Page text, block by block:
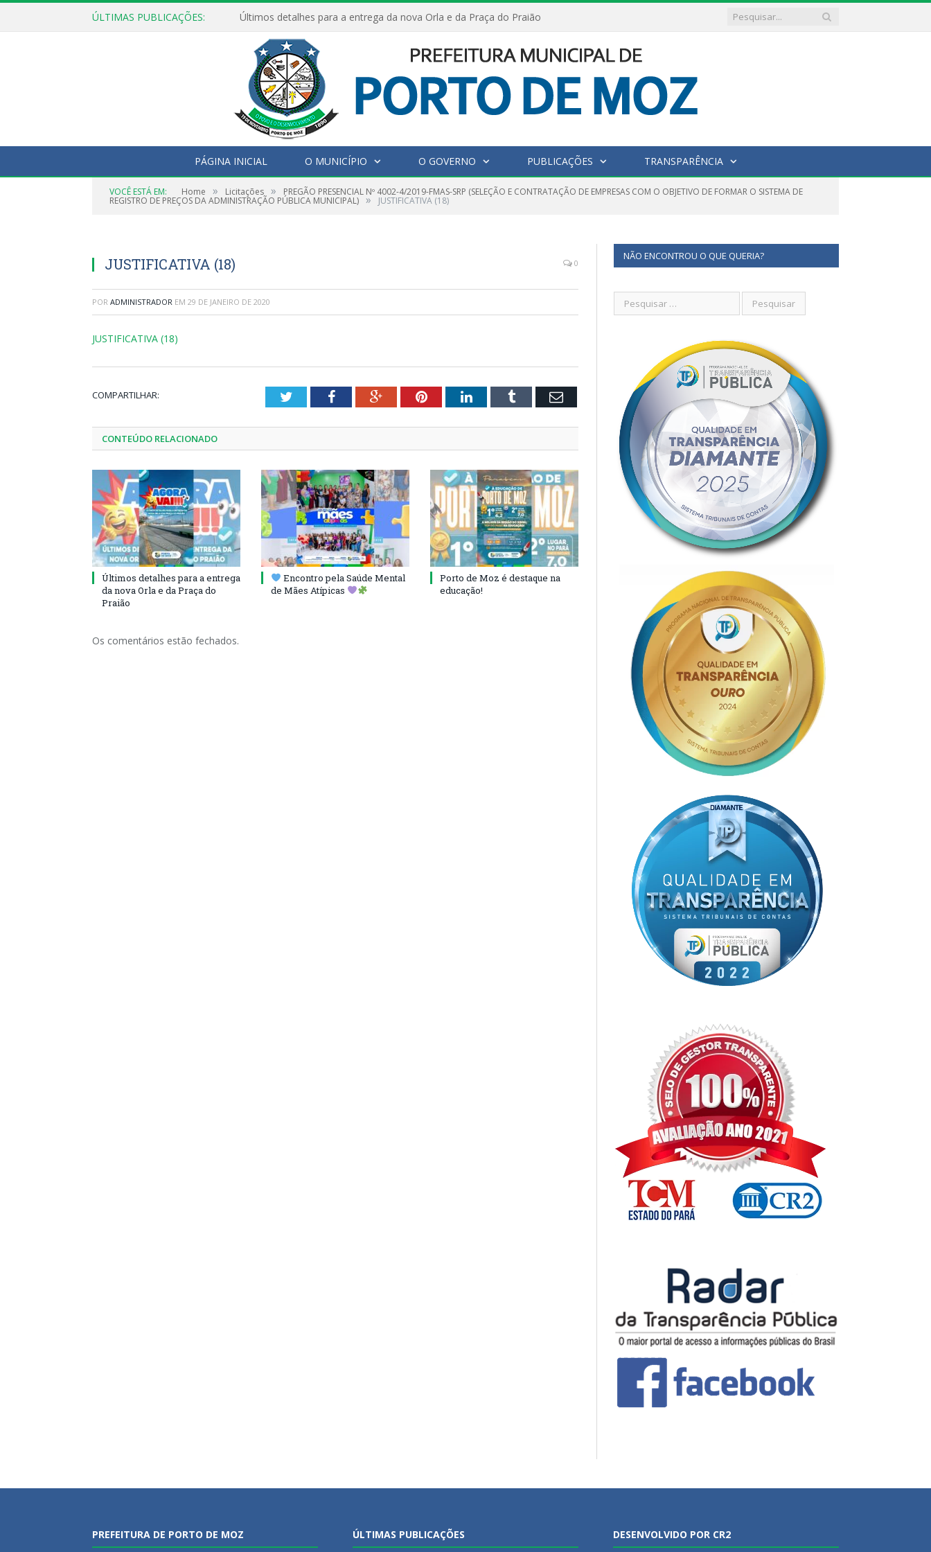
ÚLTIMAS PUBLICAÇÕES: Últimos detalhes para a entrega da nova Orla e da Praça do Praião
PÁGINA INICIAL O MUNICÍPIO O GOVERNO PUBLICAÇÕES TRANSPARÊNCIA
VOCÊ ESTÁ EM: Home » Licitações » PREGÃO PRESENCIAL Nº 4002-4/2019-FMAS-SRP (SELEÇÃO E CONTRATAÇÃO DE EMPRESAS COM O OBJETIVO DE FORMAR O SISTEMA DE
REGISTRO DE PREÇOS DA ADMINISTRAÇÃO PÚBLICA MUNICIPAL) » JUSTIFICATIVA (18)
JUSTIFICATIVA (18) 0
POR ADMINISTRADOR EM 29 DE JANEIRO DE 2020
JUSTIFICATIVA (18)
COMPARTILHAR: TwitterFacebookGoogle+PinterestLinkedInTumblr Email
CONTEÚDO RELACIONADO
Últimos detalhes para a entrega
da nova Orla e da Praça do
Praião
Encontro pela Saúde Mental
de Mães Atípicas
Porto de Moz é destaque na
educação!
Os comentários estão fechados.
NÃO ENCONTROU O QUE QUERIA?
PREFEITURA DE PORTO DE MOZ ÚLTIMAS PUBLICAÇÕES DESENVOLVIDO POR CR2